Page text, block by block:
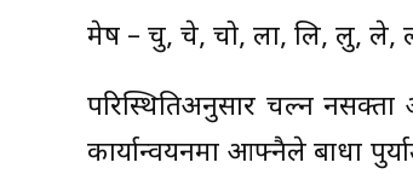
मेष – चु, चे, चो, ला, लि, लु, ले,
परिस्थितिअनुसार चल्न नसक्ता
कार्यान्वयनमा आफ्नैले बाधा